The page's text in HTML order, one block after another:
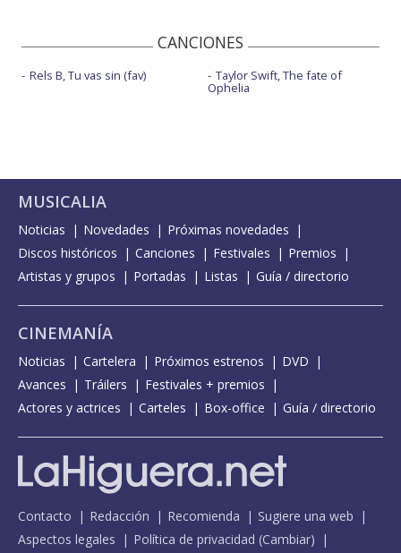
CANCIONES
Rels B, Tu vas sin (fav) Taylor Swift, The fate of
Ophelia
MUSICALIA
Noticias Novedades
Próximas novedades
Discos históricos
Canciones Festivales
Premios
Artistas y grupos
Portadas Listas Guía / directorio
CINEMANÍA
Noticias Cartelera Próximos estrenos
DVD
Avances
Tráilers
Festivales + premios
Actores y actrices
Carteles Box-office Guía / directorio
Contacto Redacción Recomienda
Sugiere una web
Aspectos legales
Política de privacidad (Cambiar)